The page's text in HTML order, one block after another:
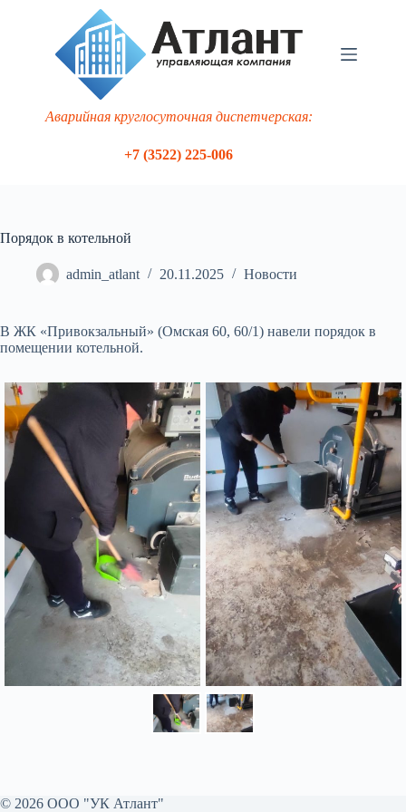
Аварийная круглосуточная диспетчерская:
+7 (3522) 225-006
Порядок в котельной
admin_atlant 20.11.2025 Новости
В ЖК «Привокзальный» (Омская 60, 60/1) навели порядок в
помещении котельной.
© 2026 ООО "УК Атлант"